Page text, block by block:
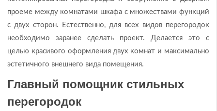
проеме между комнатами шкафа с множествами функций
с двух сторон. Естественно, для всех видов перегородок
необходимо заранее сделать проект. Делается это с
целью красивого оформления двух комнат и максимально
эстетичного внешнего вида помещения.
Главный помощник стильных
перегородок